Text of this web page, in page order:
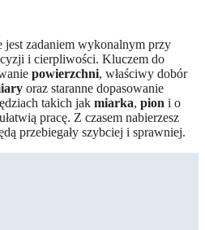
jest zadaniem wykonalnym przy
i cierpliwości. Kluczem do
powierzchni, właściwy dobór
oraz staranne dopasowanie
takich jak miarka, pion i o
pracę. Z czasem nabierzesz
przebiegały szybciej i sprawniej.